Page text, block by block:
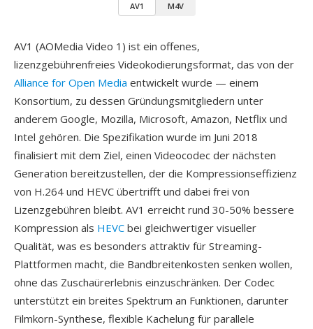
AV1 M4V
AV1 (AOMedia Video 1) ist ein offenes,
lizenzgebührenfreies Videokodierungsformat, das von der
Alliance for Open Media entwickelt wurde — einem
Konsortium, zu dessen Gründungsmitgliedern unter
anderem Google, Mozilla, Microsoft, Amazon, Netflix und
Intel gehören. Die Spezifikation wurde im Juni 2018
finalisiert mit dem Ziel, einen Videocodec der nächsten
Generation bereitzustellen, der die Kompressionseffizienz
von H.264 und HEVC übertrifft und dabei frei von
Lizenzgebühren bleibt. AV1 erreicht rund 30-50% bessere
Kompression als HEVC bei gleichwertiger visueller
Qualität, was es besonders attraktiv für Streaming-
Plattformen macht, die Bandbreitenkosten senken wollen,
ohne das Zuschaürerlebnis einzuschränken. Der Codec
unterstützt ein breites Spektrum an Funktionen, darunter
Filmkorn-Synthese, flexible Kachelung für parallele